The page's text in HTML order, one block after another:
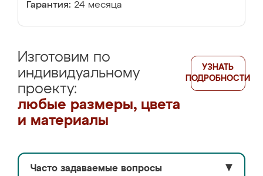
Гарантия: 24 месяца
Изготовим по
индивидуальному
проекту:
любые размеры, цвета
и материалы
УЗНАТЬ
ПОДРОБНОСТИ
Часто задаваемые вопросы ▼